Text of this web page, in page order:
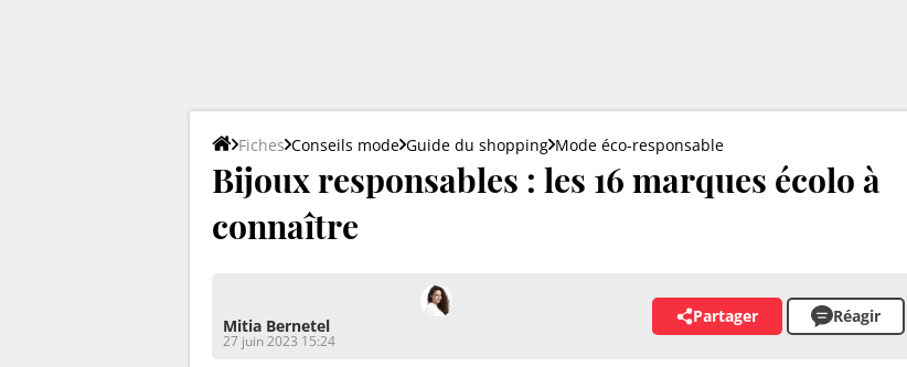
Fiches Conseils mode Guide du shopping Mode éco-responsable
Bijoux responsables : les 16 marques écolo à
connaître
Mitia Bernetel
27 juin 2023 15:24
Partager Réagir